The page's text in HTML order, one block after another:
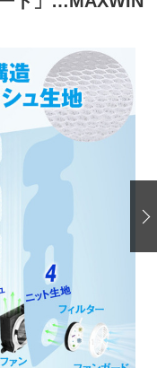
沖縄
！不具合修理＆粗悪修理
コーティング
防錆
カー「旧車」関連プロジェ
クト
プロショップ検索
コラム